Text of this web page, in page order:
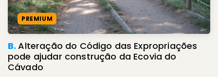
PREMIUM
B.Alteração do Código das Expropriações
pode ajudar construção da Ecovia do
Cávado